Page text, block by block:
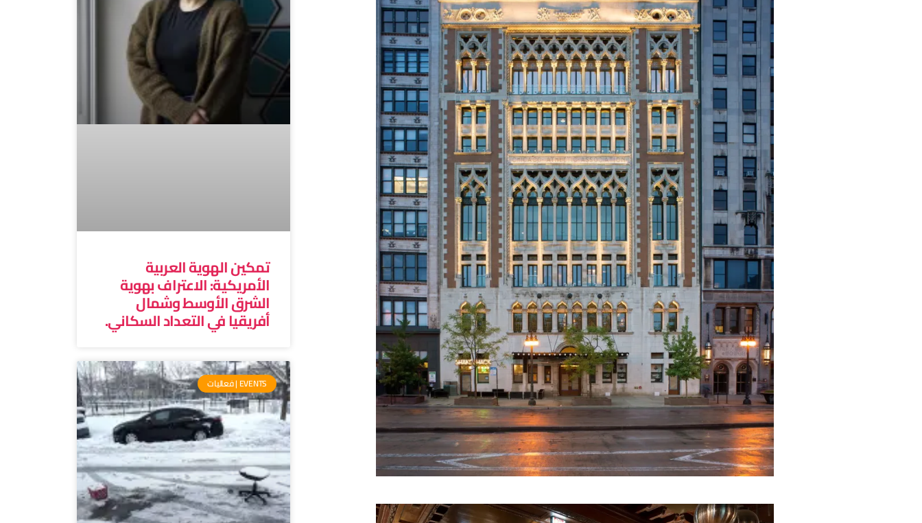
تمكين الهوية العربية
الأمريكية: الاعتراف بهوية
الشرق الأوسط وشمال
أفريقيا في التعداد السكاني.
EVENTS | فعاليات